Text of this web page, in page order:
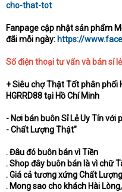
cho-that-tot
Fanpage cập nhật sản phẩm
đãi mỗi ngày: https://
Số điện thoại tư vấn và bán sỉ
+Siêu chợ Thật Tốt phân phối
HGRRD88 tại Hồ Chí Minh
- Nơi bán buôn Sỉ Lẻ Uy Tín
- Chất Lượng Thật"
. Đâu đó buôn bán vì Tiền
. Shop đây buôn bán là vì chữ
. Giá cả tương xứng Chất Lượng
. Mong sao cho khách Hài